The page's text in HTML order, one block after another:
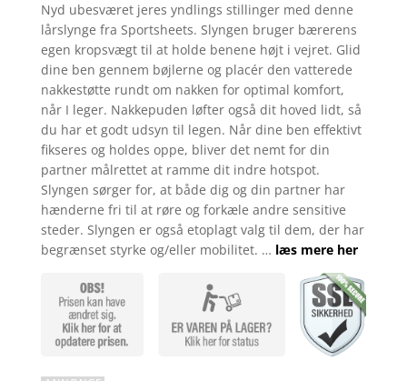
ud af 5
baseret
på
kundebed
ømmels
er
Nyd ubesværet jeres yndlings stillinger med denne
lårslynge fra Sportsheets. Slyngen bruger bærerens
egen kropsvægt til at holde benene højt i vejret. Glid
dine ben gennem bøjlerne og placér den vatterede
nakkestøtte rundt om nakken for optimal komfort,
når I leger. Nakkepuden løfter også dit hoved lidt, så
du har et godt udsyn til legen. Når dine ben effektivt
fikseres og holdes oppe, bliver det nemt for din
partner målrettet at ramme dit indre hotspot.
Slyngen sørger for, at både dig og din partner har
hænderne fri til at røre og forkæle andre sensitive
steder. Slyngen er også etoplagt valg til dem, der har
begrænset styrke og/eller mobilitet. … læs mere her